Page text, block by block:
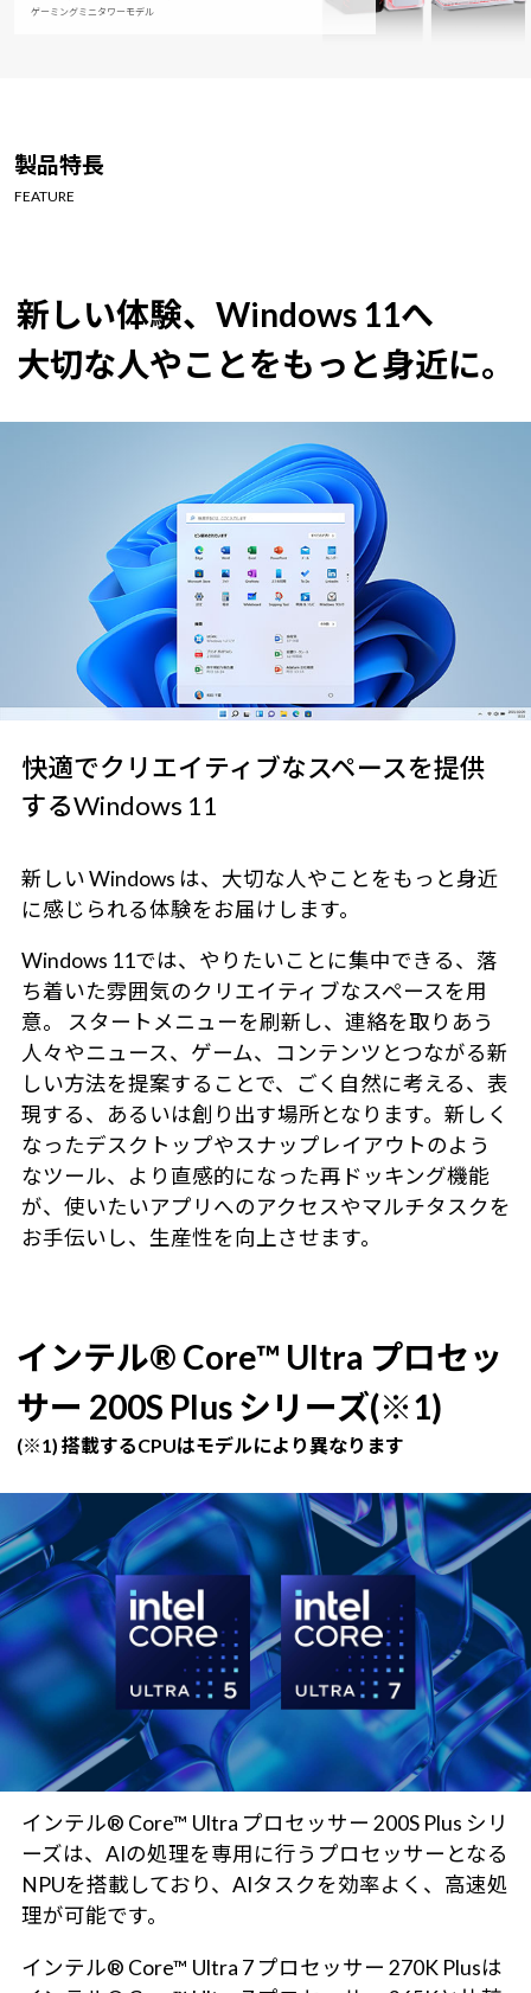
ゲーミングミニタワーモデル
製品特長
FEATURE
新しい体験、Windows 11へ
大切な人やことをもっと身近に。
快適でクリエイティブなスペースを提供
するWindows 11
新しい Windows は、大切な人やことをもっと身近
に感じられる体験をお届けします。
Windows 11では、やりたいことに集中できる、落
ち着いた雰囲気のクリエイティブなスペースを用
意。 スタートメニューを刷新し、連絡を取りあう
人々やニュース、ゲーム、コンテンツとつながる新
しい方法を提案することで、ごく自然に考える、表
現する、あるいは創り出す場所となります。新しく
なったデスクトップやスナップレイアウトのよう
なツール、より直感的になった再ドッキング機能
が、使いたいアプリへのアクセスやマルチタスクを
お手伝いし、生産性を向上させます。
インテル® Core™ Ultra プロセッ
サー 200S Plus シリーズ(※1)
(※1) 搭載するCPUはモデルにより異なります
インテル® Core™ Ultra プロセッサー 200S Plus シリ
ーズは、AIの処理を専用に行うプロセッサーとなる
NPUを搭載しており、AIタスクを効率よく、高速処
理が可能です。
インテル® Core™ Ultra 7 プロセッサー 270K Plusは